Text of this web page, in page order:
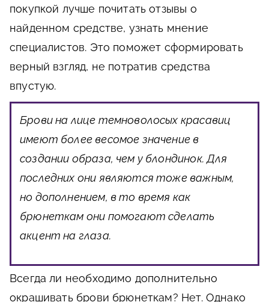
покупкой лучше почитать отзывы о
найденном средстве, узнать мнение
специалистов. Это поможет сформировать
верный взгляд, не потратив средства
впустую.
Брови на лице темноволосых красавиц
имеют более весомое значение в
создании образа, чем у блондинок. Для
последних они являются тоже важным,
но дополнением, в то время как
брюнеткам они помогают сделать
акцент на глаза.
Всегда ли необходимо дополнительно
окрашивать брови брюнеткам? Нет. Однако